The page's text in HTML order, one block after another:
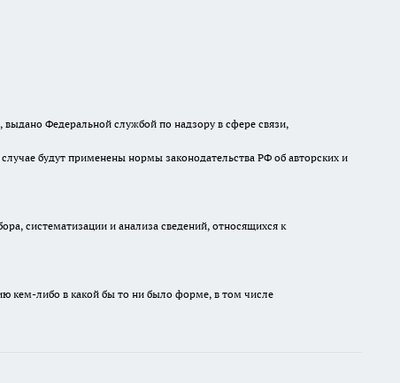
Федеральной службой по надзору в сфере связи,
будут применены нормы законодательства РФ об авторских и
систематизации и анализа сведений, относящихся к
кем-либо в какой бы то ни было форме, в том числе